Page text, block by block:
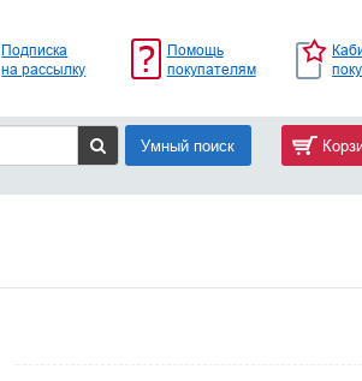
Подписка
на рассылку
Помощь
покупателям
Умный поиск